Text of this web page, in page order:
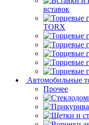
вставок
TORX
Автомобильные
Прочее